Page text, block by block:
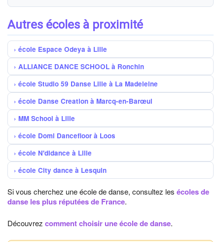
Autres écoles à proximité
école Espace Odeya à Lille
ALLIANCE DANCE SCHOOL à Ronchin
école Studio 59 Danse Lille à La Madeleine
école Danse Creation à Marcq-en-Barœul
MM School à Lille
école Domi Dancefloor à Loos
école N'didance à Lille
école City dance à Lesquin
Si vous cherchez une école de danse, consultez les écoles de
danse les plus réputées de France.
Découvrez comment choisir une école de danse.